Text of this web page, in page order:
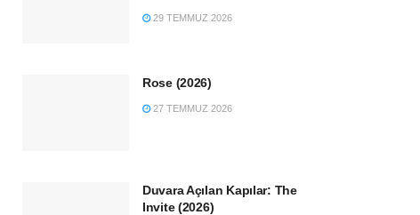
29 TEMMUZ 2026
Rose (2026)
27 TEMMUZ 2026
Duvara Açılan Kapılar: The
Invite (2026)